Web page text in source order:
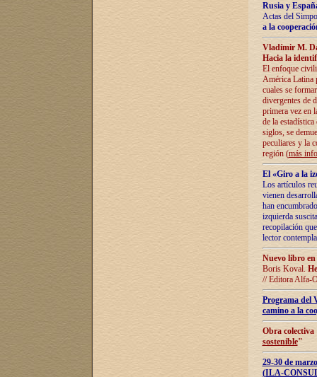
Rusia y
Actas del
a la
Vladímir M.
Hacia la
El enfoque
América Latina
cuales se
divergentes de
primera vez en
de la
siglos, se
peculiares y la
región (más
El «Giro a la
Los artículos
vienen
han
izquierda
recopilación
lector
Nuevo libro
Boris Koval.
// Editora Alfa-
Programa del
camino a la
Obra
sostenible"
29-30 de
(ILA-